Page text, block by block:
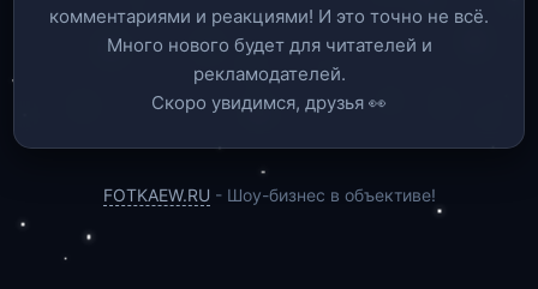
комментариями и реакциями! И это точно не всё.
Много нового будет для читателей и
рекламодателей.
Скоро увидимся, друзья 👀
FOTKAEW.RU - Шоу-бизнес в объективе!